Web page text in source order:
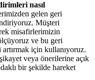
nasıl
gelen geri
Müşteri
misafirlerimizin
ve bu geri
için kullanıyoruz.
veya önerilerine açık
bir şekilde hareket